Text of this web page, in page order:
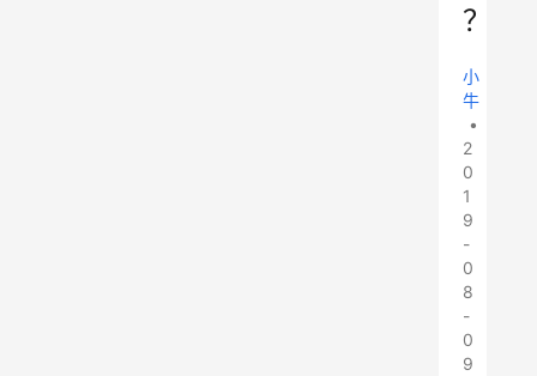
？
小
牛
•
2
0
1
9
-
0
8
-
0
9